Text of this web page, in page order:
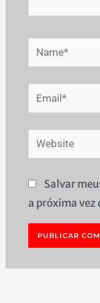
Name*
Email*
Website
Salvar
a próxima vez